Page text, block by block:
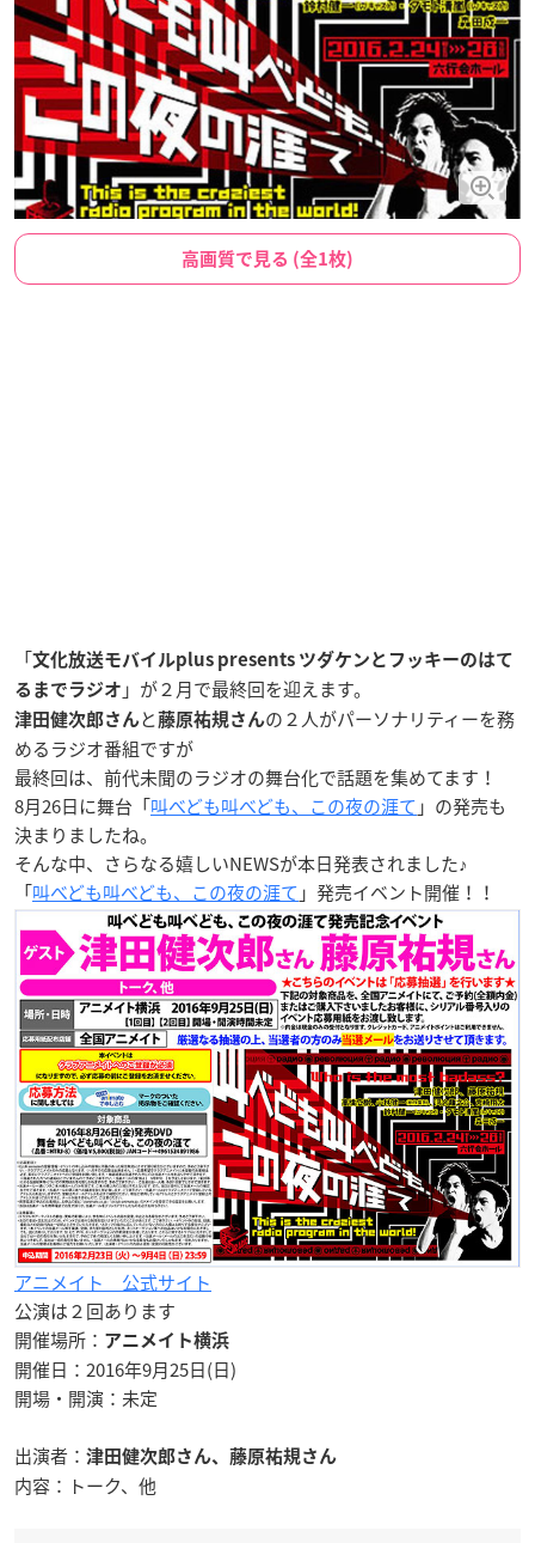
高画質で見る (全1枚)
「文化放送モバイルplus presents ツダケンとフッキーのはて
るまでラジオ 」が２月で最終回を迎えます。
津田健次郎さんと藤原祐規さんの２人がパーソナリティーを務
めるラジオ番組ですが
最終回は、前代未聞のラジオの舞台化で話題を集めてます！
8月26日に舞台「叫べども叫べども、この夜の涯て 」の発売も
決まりましたね。
そんな中、さらなる嬉しいNEWSが本日発表されました♪
「叫べども叫べども、この夜の涯て 」発売イベント開催！！
アニメイト 公式サイト
公演は２回あります
開催場所： アニメイト横浜
開催日：2016年9月25日(日)
開場・開演：未定
出演者： 津田健次郎さん、藤原祐規さん
内容：トーク、他